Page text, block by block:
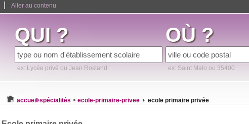
Aller au contenu
QUI ?
ex: Lycée privé ou Jean Rostand
OÙ ?
ex: Saint Malo ou 35400
accueil spécialités > ecole-primaire-privee ecole primaire privée